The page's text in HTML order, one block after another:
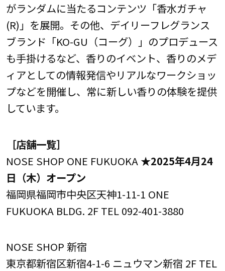
がランダムに当たるコンテンツ「香水ガチャ
(R)︎」を展開。その他、デイリーフレグランス
ブランド「KO-GU（コーグ）」のプロデュース
も手掛けるなど、香りのイベント、香りのメデ
ィアとしての情報発信やリアルなワークショッ
プなどを開催し、常に新しい香りの体験を提供
しています。
［店舗一覧］
NOSE SHOP ONE FUKUOKA ★2025年4月24
日（木）オープン
福岡県福岡市中央区天神1-11-1 ONE
FUKUOKA BLDG. 2F TEL 092-401-3880
NOSE SHOP 新宿
東京都新宿区新宿4-1-6 ニュウマン新宿 2F TEL